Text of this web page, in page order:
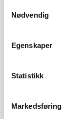
Nødvendig
Egenskaper
Statistikk
Markedsføring